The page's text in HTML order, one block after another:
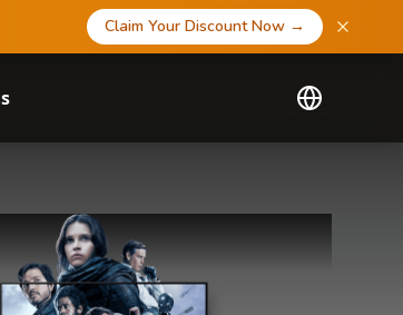
Claim Your Discount Now →